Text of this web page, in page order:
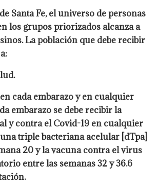
Santa Fe, el universo de personas
los grupos priorizados alcanza a
La población que debe recibir
cada embarazo y en cualquier
embarazo se debe recibir la
y contra el Covid-19 en cualquier
triple bacteriana acelular [dTpa]
20 y la vacuna contra el virus
entre las semanas 32 y 36.6